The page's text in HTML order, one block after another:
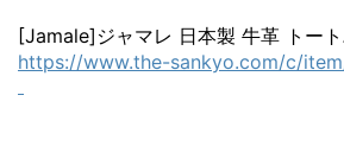
[Jamale]ジャマレ 日本製 牛革 トー
https://www.the-sankyo.com/c/